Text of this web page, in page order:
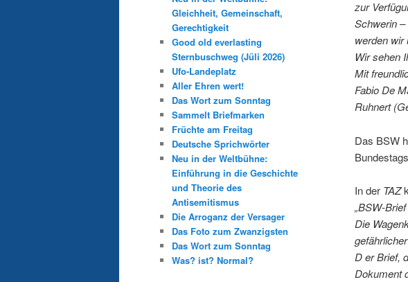
zur
Schwerin
werden wir
Wir sehen
Mit
Fabio De
Ruhnert
Das BSW
In der TAZ
„BSW-
Die
D er Brief,
Dokument
Gleichheit, Gemeinschaft,
Gerechtigkeit
Good old everlasting
Sternbuschweg (Jüli 2026)
Ufo-Landeplatz
Aller Ehren wert!
Das Wort zum Sonntag
Sammelt Briefmarken
Früchte am Freitag
Deutsche Sprichwörter
Neu in der Weltbühne:
Einführung in die Geschichte
und Theorie des
Antisemitismus
Die Arroganz der Versager
Das Foto zum Zwanzigsten
Das Wort zum Sonntag
Was? ist? Normal?